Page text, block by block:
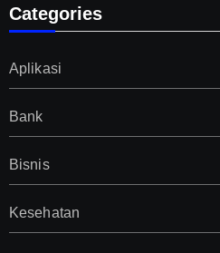
Categories
Aplikasi
Bank
Bisnis
Kesehatan